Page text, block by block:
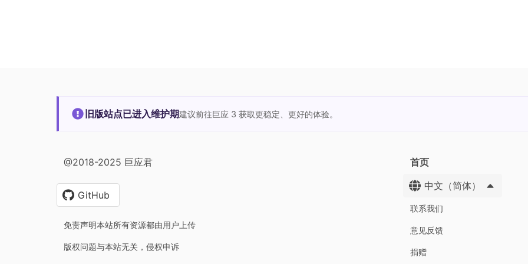
旧版站点已进入维护期建议前往巨应 3 获取更稳定、更好的体验。
@2018-2025 巨应君
GitHub
免责声明本站所有资源都由用户上传
版权问题与本站无关，侵权申诉
首页
中文（简体）
联系我们
意见反馈
捐赠